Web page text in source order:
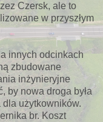
Czersk, ale to
w przyszłym
innych odcinkach
zbudowane
inżynieryjne
by nowa droga była
użytkowników.
br. Koszt